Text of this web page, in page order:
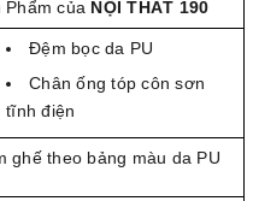
Phẩm của NỘI THẤT 190
Đệm bọc da PU
Chân ống tóp côn sơn
tĩnh điện
ghế theo bảng màu da PU